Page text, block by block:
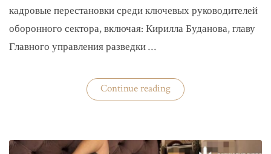
кадровые перестановки среди ключевых руководителей
оборонного сектора, включая: Кирилла Буданова, главу
Главного управления разведки …
Continue reading«На
Банковой
Буданова
и